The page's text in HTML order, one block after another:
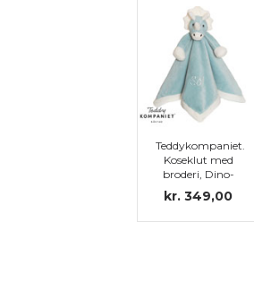
Teddykompaniet.
Koseklut med
broderi, Dino-
blue
kr. 349,00